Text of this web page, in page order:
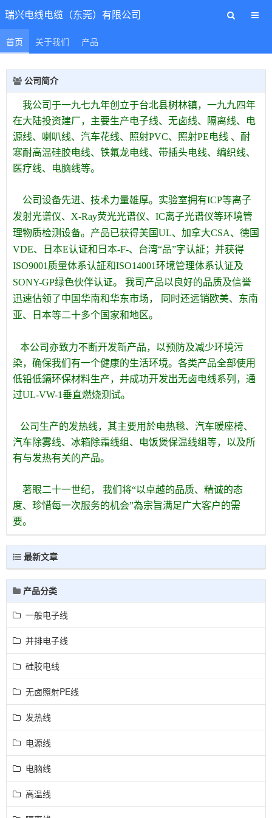
瑞兴电线电缆（东莞）有限公司
首页 关于我们 产品
公司简介
我公司于一九七九年创立于台北县树林镇，一九九四年
在大陆投资建厂，主要生产电子线、无卤线、隔离线、电
源线、喇叭线、汽车花线、照射PVC、照射PE电线 、耐
寒耐高温硅胶电线、铁氟龙电线、带插头电线、编织线、
医疗线、电脑线等。
公司设备先进、技术力量雄厚。实验室拥有ICP等离子
发射光谱仪、X-Ray荧光光谱仪、IC离子光谱仪等环境管
理物质检测设备。产品已获得美国UL、加拿大CSA、德国
VDE、日本E认证和日本-F-、台湾“品”字认証；并获得
ISO9001质量体系认証和ISO14001环境管理体系认证及
SONY-GP绿色伙伴认证。 我司产品以良好的品质及信誉
迅速佔领了中国华南和华东市场， 同时还远销欧美、东南
亚、日本等二十多个国家和地区。
本公司亦致力不断开发新产品，以预防及减少环境污
染，确保我们有一个健康的生活环境。各类产品全部使用
低铅低鎘环保材料生产，并成功开发出无卤电线系列，通
过UL-VW-1垂直燃烧测试。
公司生产的发热线，其主要用於电热毯、汽车暖座椅、
汽车除雾线、冰箱除霜线组、电饭煲保温线组等，以及所
有与发热有关的产品。
著眼二十一世纪， 我们将“以卓越的品质、精诚的态
度、珍惜每一次服务的机会”為宗旨满足广大客户的需
要。
最新文章
产品分类
一般电子线
并排电子线
硅胶电线
无卤照射PE线
发热线
电源线
电脑线
高温线